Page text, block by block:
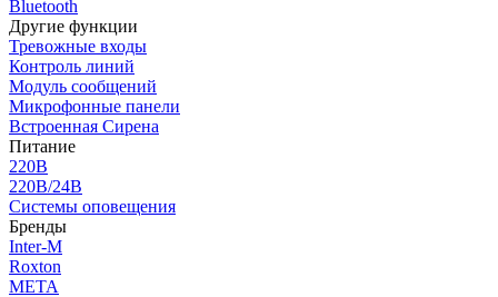
Bluetooth
Другие функции
Тревожные входы
Контроль линий
Модуль сообщений
Микрофонные панели
Встроенная Сирена
Питание
220В
220В/24В
Системы оповещения
Бренды
Inter-M
Roxton
МЕТА